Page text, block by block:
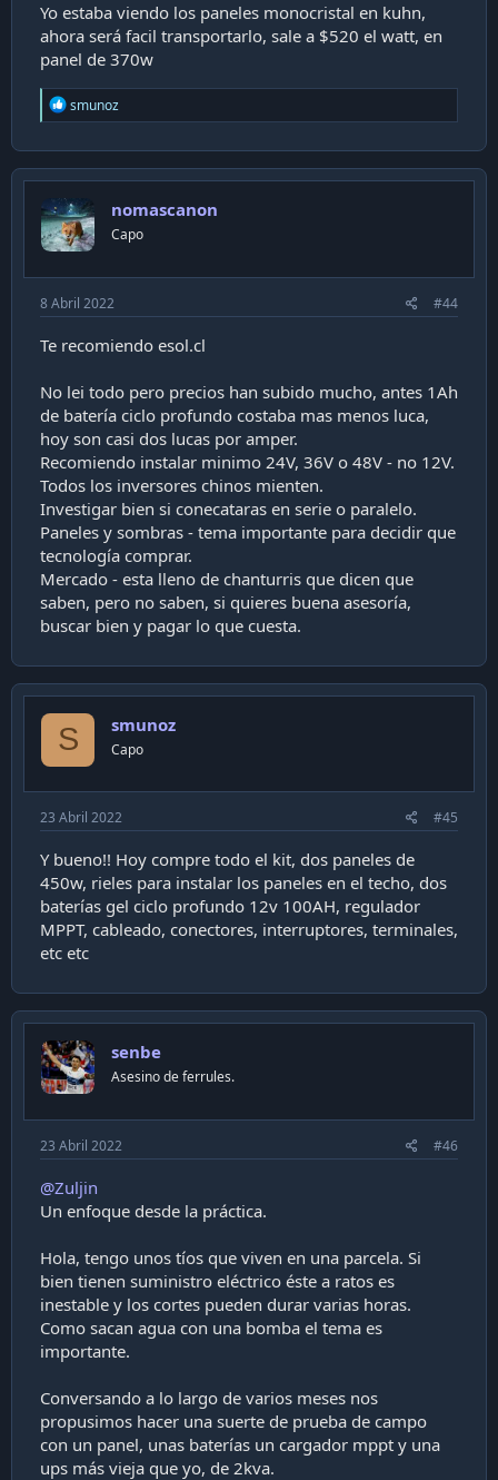
Yo estaba viendo los paneles monocristal en kuhn,
ahora será facil transportarlo, sale a $520 el watt, en
panel de 370w
R
e
c
t
o
n
s
smunoz
nomascanon
Capo
8 Abril 2022 #44
Te recomiendo esol.cl
No lei todo pero precios han subido mucho, antes 1Ah
de batería ciclo profundo costaba mas menos luca,
hoy son casi dos lucas por amper.
Recomiendo instalar minimo 24V, 36V o 48V - no 12V.
Todos los inversores chinos mienten.
Investigar bien si conecataras en serie o paralelo.
Paneles y sombras - tema importante para decidir que
tecnología comprar.
Mercado - esta lleno de chanturris que dicen que
saben, pero no saben, si quieres buena asesoría,
buscar bien y pagar lo que cuesta.
S smunoz
Capo
23 Abril 2022 #45
Y bueno!! Hoy compre todo el kit, dos paneles de
450w, rieles para instalar los paneles en el techo, dos
baterías gel ciclo profundo 12v 100AH, regulador
MPPT, cableado, conectores, interruptores, terminales,
etc etc
senbe
Asesino de ferrules.
23 Abril 2022 #46
@Zuljin
Un enfoque desde la práctica.
Hola, tengo unos tíos que viven en una parcela. Si
bien tienen suministro eléctrico éste a ratos es
inestable y los cortes pueden durar varias horas.
Como sacan agua con una bomba el tema es
importante.
Conversando a lo largo de varios meses nos
propusimos hacer una suerte de prueba de campo
con un panel, unas baterías un cargador mppt y una
ups más vieja que yo, de 2kva.